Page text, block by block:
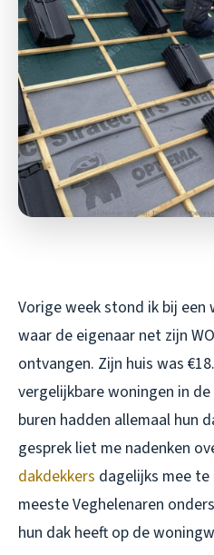
Vorige week stond ik bij een
waar de eigenaar net zijn
ontvangen. Zijn huis was
vergelijkbare woningen in
buren hadden allemaal hun
gesprek liet me nadenken
dakdekkers dagelijks mee te
meeste Veghelenaren
hun dak heeft op de